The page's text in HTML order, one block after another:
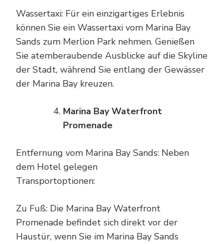
Wassertaxi: Für ein einzigartiges Erlebnis
können Sie ein Wassertaxi vom Marina Bay
Sands zum Merlion Park nehmen. Genießen
Sie atemberaubende Ausblicke auf die Skyline
der Stadt, während Sie entlang der Gewässer
der Marina Bay kreuzen.
Marina Bay Waterfront
Promenade
Entfernung vom Marina Bay Sands: Neben
dem Hotel gelegen
Transportoptionen:
Zu Fuß: Die Marina Bay Waterfront
Promenade befindet sich direkt vor der
Haustür, wenn Sie im Marina Bay Sands